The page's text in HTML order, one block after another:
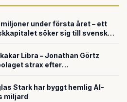
under första året – ett
söker sig till svensk
Libra – Jonathan Görtz
strax efter
Stark har byggt hemlig AI-
miljard